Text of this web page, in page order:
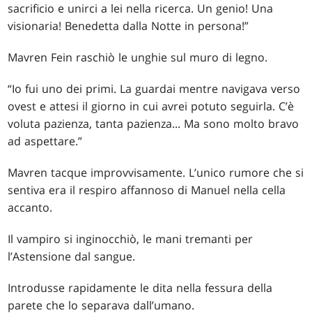
sacrificio e unirci a lei nella ricerca. Un genio! Una
visionaria! Benedetta dalla Notte in persona!”
Mavren Fein raschiò le unghie sul muro di legno.
“Io fui uno dei primi. La guardai mentre navigava verso
ovest e attesi il giorno in cui avrei potuto seguirla. C’è
voluta pazienza, tanta pazienza... Ma sono molto bravo
ad aspettare.”
Mavren tacque improvvisamente. L’unico rumore che si
sentiva era il respiro affannoso di Manuel nella cella
accanto.
Il vampiro si inginocchiò, le mani tremanti per
l’Astensione dal sangue.
Introdusse rapidamente le dita nella fessura della
parete che lo separava dall’umano.